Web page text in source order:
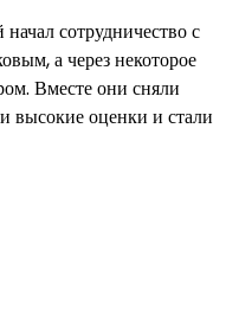
сотрудничество с
а через некоторое
Вместе они сняли
высокие оценки и стали